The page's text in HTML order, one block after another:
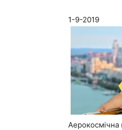
1-9-2019
Аерокосмічна